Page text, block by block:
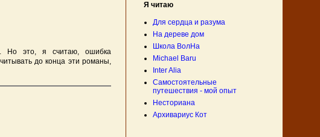
Но это, я считаю, ошибка
до конца эти романы,
Я читаю
Для сердца и разума
На дереве дом
Школа ВолНа
Michael Baru
Inter Alia
Самостоятельные
путешествия - мой опыт
Несториана
Архивариус Кот